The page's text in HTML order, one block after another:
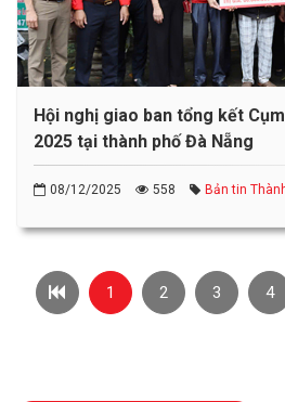
Hội nghị giao ban tổng kết
2025 tại thành phố Đà Nẵng
08/12/2025 558 Bản tin
1 2 3 4